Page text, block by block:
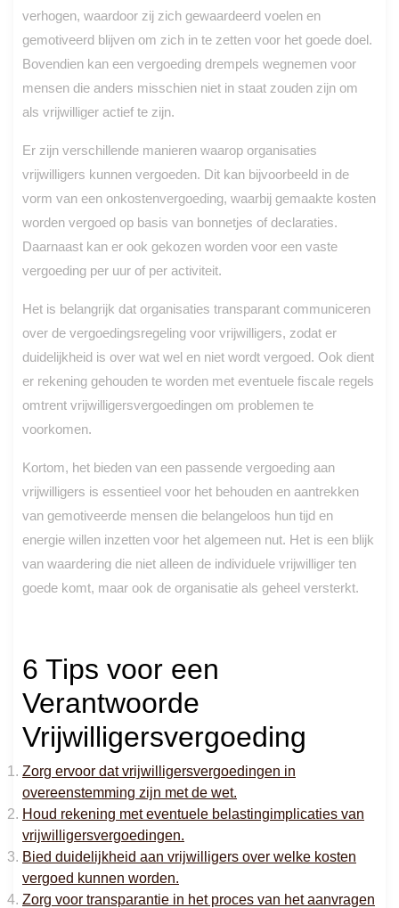
verhogen, waardoor zij zich gewaardeerd voelen en
gemotiveerd blijven om zich in te zetten voor het goede doel.
Bovendien kan een vergoeding drempels wegnemen voor
mensen die anders misschien niet in staat zouden zijn om
als vrijwilliger actief te zijn.
Er zijn verschillende manieren waarop organisaties
vrijwilligers kunnen vergoeden. Dit kan bijvoorbeeld in de
vorm van een onkostenvergoeding, waarbij gemaakte kosten
worden vergoed op basis van bonnetjes of declaraties.
Daarnaast kan er ook gekozen worden voor een vaste
vergoeding per uur of per activiteit.
Het is belangrijk dat organisaties transparant communiceren
over de vergoedingsregeling voor vrijwilligers, zodat er
duidelijkheid is over wat wel en niet wordt vergoed. Ook dient
er rekening gehouden te worden met eventuele fiscale regels
omtrent vrijwilligersvergoedingen om problemen te
voorkomen.
Kortom, het bieden van een passende vergoeding aan
vrijwilligers is essentieel voor het behouden en aantrekken
van gemotiveerde mensen die belangeloos hun tijd en
energie willen inzetten voor het algemeen nut. Het is een blijk
van waardering die niet alleen de individuele vrijwilliger ten
goede komt, maar ook de organisatie als geheel versterkt.
6 Tips voor een
Verantwoorde
Vrijwilligersvergoeding
Zorg ervoor dat vrijwilligersvergoedingen in
overeenstemming zijn met de wet.
Houd rekening met eventuele belastingimplicaties van
vrijwilligersvergoedingen.
Bied duidelijkheid aan vrijwilligers over welke kosten
vergoed kunnen worden.
Zorg voor transparantie in het proces van het aanvragen